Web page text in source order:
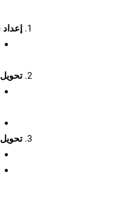
إعداد WordsApi وCellsApi
تحويل WEB إلى HTML باستخدام WordsApi
تحويل HTML إلى PDFA باستخدام CellsApi